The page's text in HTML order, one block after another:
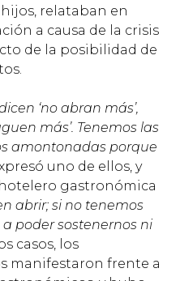
relataban en
a causa de la crisis
de la posibilidad de
‘no abran más’,
más’. Tenemos las
amontonadas porque
uno de ellos, y
gastronómica
abrir; si no tenemos
poder sostenernos ni
casos, los
manifestaron frente a